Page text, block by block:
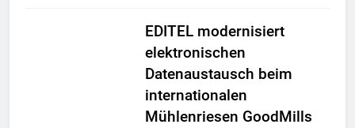
EDITEL modernisiert
elektronischen
Datenaustausch beim
internationalen
Mühlenriesen GoodMills